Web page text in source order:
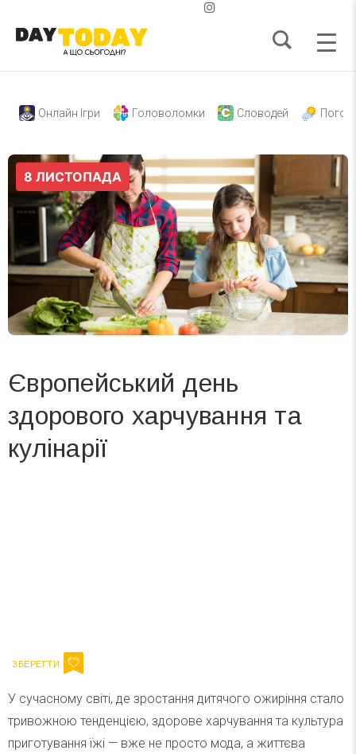
Онлайн Ігри Головоломки Словодей
Європейський день
здорового харчування та
кулінарії
У сучасному світі, де зростання дитячого ожиріння стало
тривожною тенденцією, здорове харчування та культура
приготування їжі — вже не просто мода, а життєва